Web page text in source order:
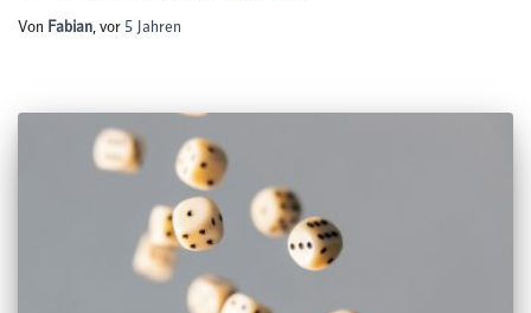
Von Fabian, vor 5 Jahren